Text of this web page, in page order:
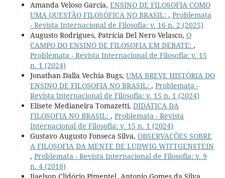
Amanda Veloso Garcia, ENSINO DE FILOSOFIA COMO
UMA QUESTÃO FILOSÓFICA NO BRASIL: , Problemata
- Revista Internacional de Filosofia: v. 16 n. 2 (2025)
Augusto Rodrigues, Patrícia Del Nero Velasco, O
CAMPO DO ENSINO DE FILOSOFIA EM DEBATE: ,
Problemata - Revista Internacional de Filosofia: v. 15
n. 1 (2024)
Jonathan Dalla Vechia Bugs, UMA BREVE HISTÓRIA DO
ENSINO DE FILOSOFIA NO BRASIL: , Problemata -
Revista Internacional de Filosofia: v. 15 n. 1 (2024)
Elisete Medianeira Tomazetti, DIDÁTICA DA
FILOSOFIA NO BRASIL: , Problemata - Revista
Internacional de Filosofia: v. 15 n. 1 (2024)
Gustavo Augusto Fonseca Silva, OBSERVAÇÕES SOBRE
A FILOSOFIA DA MENTE DE LUDWIG WITTGENSTEIN
, Problemata - Revista Internacional de Filosofia: v. 9
n. 4 (2018)
Ijaelson Clidório Pimentel, Antonio Gomes da Silva,